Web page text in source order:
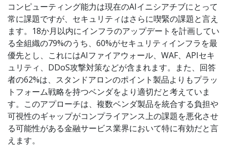
コンピューティング能力は現在のAIイニシアチブにとって
常に課題ですが、セキュリティはさらに喫緊の課題と言え
ます。18か月以内にインフラのアップデートを計画してい
る全組織の79%のうち、60%がセキュリティインフラを最
優先とし、これにはAIファイアウォール、WAF、APIセキ
ュリティ、DDoS攻撃対策などが含まれます。また、回答
者の62%は、スタンドアロンのポイント製品よりもプラッ
トフォーム戦略を持つベンダをより適切だと考えていま
す。このアプローチは、複数ベンダ製品を統合する負担や
可視性のギャップがコンプライアンス上の課題を悪化させ
る可能性がある金融サービス業界において特に有効だと言
えます。